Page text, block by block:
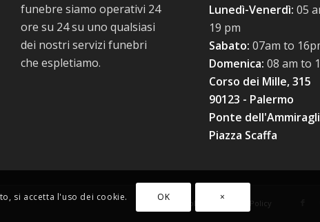
funebre siamo operativi 24
ore su 24 su uno qualsiasi
dei nostri servizi funebri
che espletiamo.
Lunedì-Venerdì: 05
19 pm
Sabato: 07am to
Domenica: 08 am to
Corso dei Mille, 315
90123 - Palermo
Ponte
Piazza Scaffa
cookie policy Privacy Policy
si accetta l'uso dei cookie. OK ×